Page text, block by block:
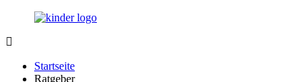
Zurück
Inhalt
Portal
Startseite
Ratgeber